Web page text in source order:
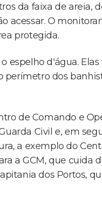
da faixa de
acessar. O
protegida.
espelho d'água.
dos
de Comando e
Civil e, em
a exemplo do
a GCM, que cuida
dos Portos,